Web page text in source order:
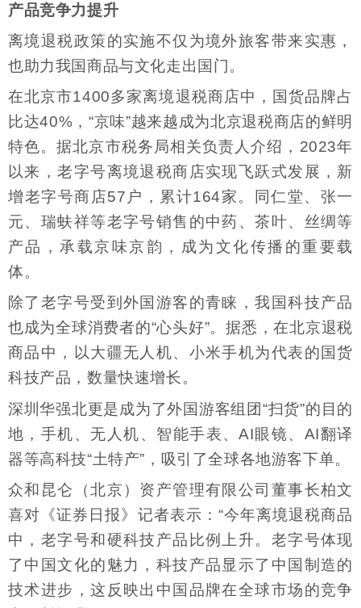
产品竞争力提升
离境退税政策的实施不仅为境外旅客带来实惠，
也助力我国商品与文化走出国门。
在北京市1400多家离境退税商店中，国货品牌占
比达40%，“京味”越来越成为北京退税商店的鲜明
特色。据北京市税务局相关负责人介绍，2023年
以来，老字号离境退税商店实现飞跃式发展，新
增老字号商店57户，累计164家。同仁堂、张一
元、瑞蚨祥等老字号销售的中药、茶叶、丝绸等
产品，承载京味京韵，成为文化传播的重要载
体。
除了老字号受到外国游客的青睐，我国科技产品
也成为全球消费者的“心头好”。据悉，在北京退税
商品中，以大疆无人机、小米手机为代表的国货
科技产品，数量快速增长。
深圳华强北更是成为了外国游客组团“扫货”的目的
地，手机、无人机、智能手表、AI眼镜、AI翻译
器等高科技“土特产”，吸引了全球各地游客下单。
众和昆仑（北京）资产管理有限公司董事长柏文
喜对《证券日报》记者表示：“今年离境退税商品
中，老字号和硬科技产品比例上升。老字号体现
了中国文化的魅力，科技产品显示了中国制造的
技术进步，这反映出中国品牌在全球市场的竞争